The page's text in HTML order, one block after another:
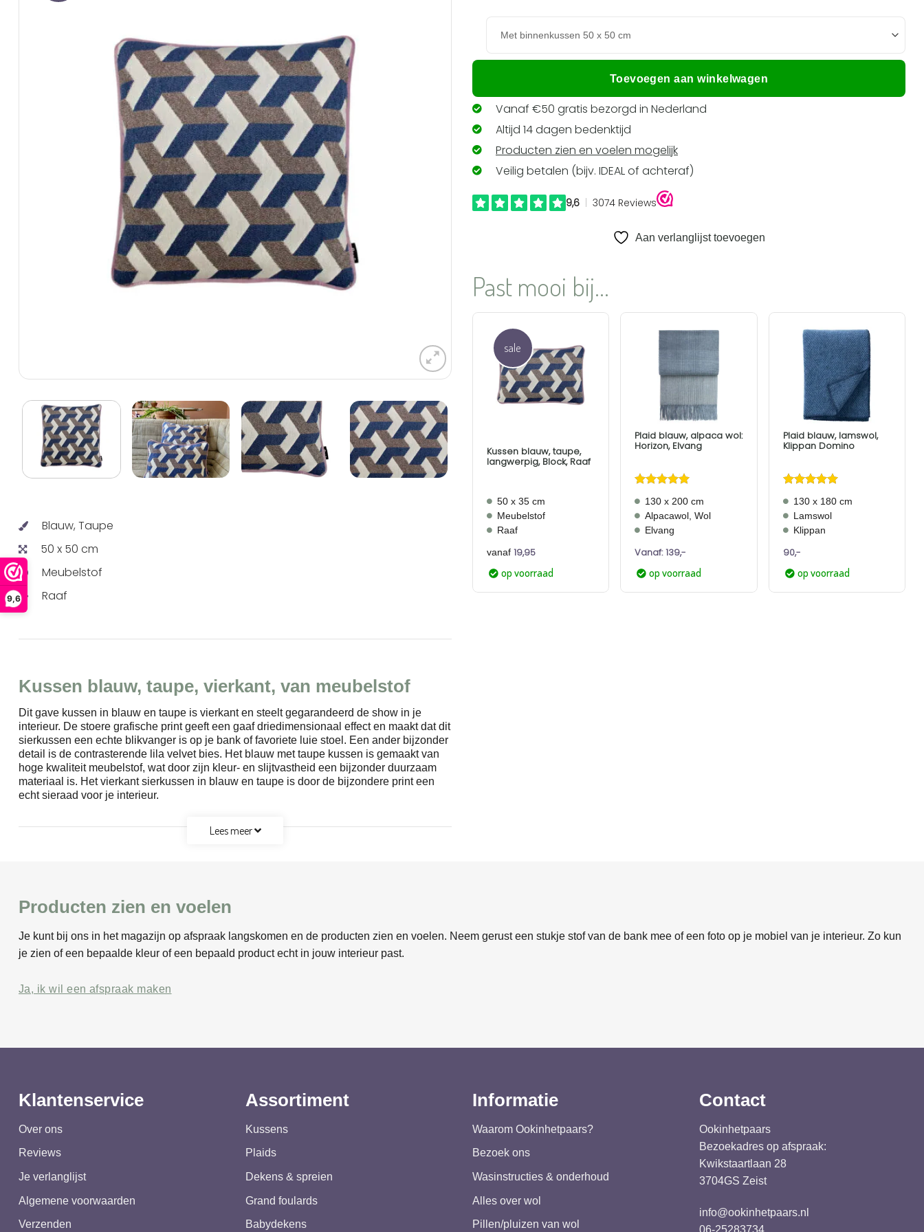
9,6
Blauw, Taupe
50 x 50 cm
Meubelstof
Raaf
Kussen blauw, taupe, vierkant, van meubelstof
Dit gave kussen in blauw en taupe is vierkant en steelt gegarandeerd de show in je
interieur. De stoere grafische print geeft een gaaf driedimensionaal effect en maakt dat dit
sierkussen een echte blikvanger is op je bank of favoriete luie stoel. Een ander bijzonder
detail is de contrasterende lila velvet bies. Het blauw met taupe kussen is gemaakt van
hoge kwaliteit meubelstof, wat door zijn kleur- en slijtvastheid een bijzonder duurzaam
materiaal is. Het vierkant sierkussen in blauw en taupe is door de bijzondere print een
echt sieraad voor je interieur.
Lees meer
50,-. 29,95.
Toevoegen aan winkelwagen
Vanaf €50 gratis bezorgd in Nederland
Altijd 14 dagen bedenktijd
Producten zien en voelen mogelijk
Veilig betalen (bijv. IDEAL of achteraf)
Aan verlanglijst toevoegen
Past mooi bij...
sale
Aan
verlanglijst
toevoegen
Kussen blauw, taupe,
langwerpig, Block, Raaf
50 x 35 cm
Meubelstof
Raaf
vanaf 19,95
op voorraad
Aan
verlanglijst
toevoegen
Plaid blauw, alpaca wol:
Horizon, Elvang
Gewaardeerd
5 uit 5
130 x 200 cm
Alpacawol, Wol
Elvang
Vanaf:139,-
op voorraad
Aan
verlanglijst
toevoegen
Plaid blauw, lamswol,
Klippan Domino
Gewaardeerd
4.5uit 5
130 x 180 cm
Lamswol
Klippan
90,-
op voorraad
Producten zien en voelen
Je kunt bij ons in het magazijn op afspraak langskomen en de producten zien en voelen. Neem gerust een stukje stof van de bank mee of een foto op je mobiel van je interieur. Zo kun
je zien of een bepaalde kleur of een bepaald product echt in jouw interieur past.
Ja, ik wil een afspraak maken
Klantenservice
Over ons
Reviews
Je verlanglijst
Algemene voorwaarden
Verzenden
Assortiment
Kussens
Plaids
Dekens & spreien
Grand foulards
Babydekens
Informatie
Waarom Ookinhetpaars?
Bezoek ons
Wasinstructies & onderhoud
Alles over wol
Pillen/pluizen van wol
Contact
Ookinhetpaars
Bezoekadres op afspraak:
Kwikstaartlaan 28
3704GS Zeist
info@ookinhetpaars.nl
06-25283734